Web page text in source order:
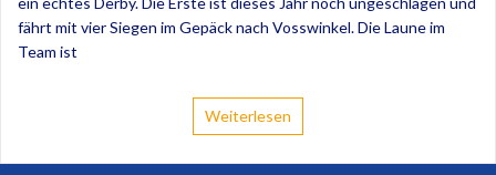
fährt mit vier Siegen im Gepäck nach Vosswinkel. Die Laune im
Team ist
Weiterlesen